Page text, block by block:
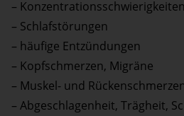
– Konzentrationsschwierigkeiten
– Schlafstörungen
– häufige Entzündungen
– Kopfschmerzen, Migräne
– Muskel- und
– Abgeschlagenheit, Trägheit,